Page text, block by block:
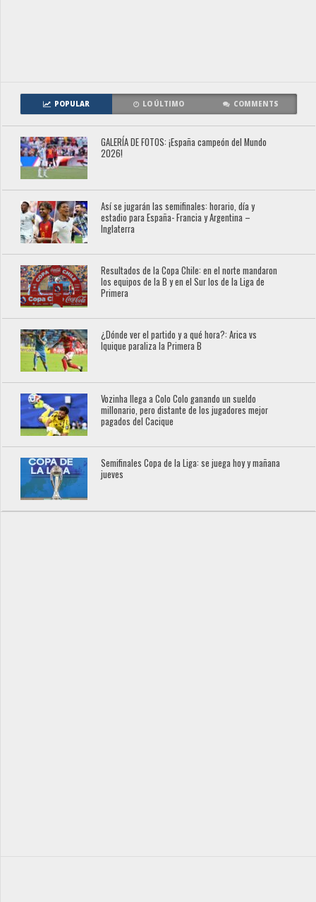
POPULAR LO ÚLTIMO COMMENTS
GALERÍA DE FOTOS: ¡España campeón del Mundo
2026!
Así se jugarán las semifinales: horario, día y
estadio para España- Francia y Argentina –
Inglaterra
Resultados de la Copa Chile: en el norte mandaron
los equipos de la B y en el Sur los de la Liga de
Primera
¿Dónde ver el partido y a qué hora?: Arica vs
Iquique paraliza la Primera B
Vozinha llega a Colo Colo ganando un sueldo
millonario, pero distante de los jugadores mejor
pagados del Cacique
Semifinales Copa de la Liga: se juega hoy y mañana
jueves